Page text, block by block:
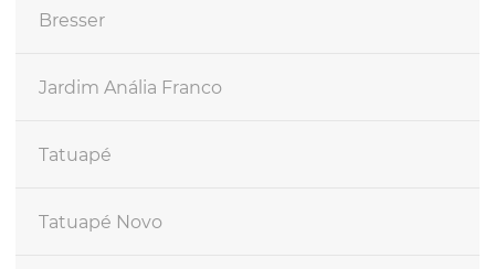
Bresser
Jardim Anália Franco
Tatuapé
Tatuapé Novo